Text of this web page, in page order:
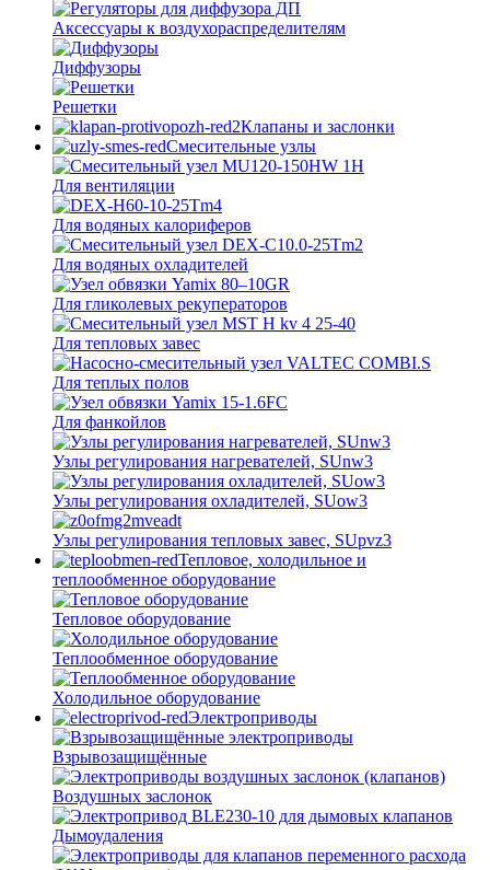
Аксессуары к воздухораспределителям
Диффузоры
Решетки
Клапаны и заслонки
Смесительные узлы
Для вентиляции
Для водяных калориферов
Для водяных охладителей
Для гликолевых рекуператоров
Для тепловых завес
Для теплых полов
Для фанкойлов
Узлы регулирования нагревателей, SUnw3
Узлы регулирования охладителей, SUow3
Узлы регулирования тепловых завес, SUpvz3
Тепловое, холодильное и
теплообменное оборудование
Тепловое оборудование
Теплообменное оборудование
Холодильное оборудование
Электроприводы
Взрывозащищённые
Воздушных заслонок
Дымоудаления